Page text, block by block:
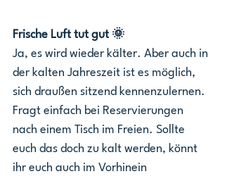
Frische Luft tut gut 🌞
Ja, es wird wieder kälter. Aber auch in
der kalten Jahreszeit ist es möglich,
sich draußen sitzend kennenzulernen.
Fragt einfach bei Reservierungen
nach einem Tisch im Freien. Sollte
euch das doch zu kalt werden, könnt
ihr euch auch im Vorhinein